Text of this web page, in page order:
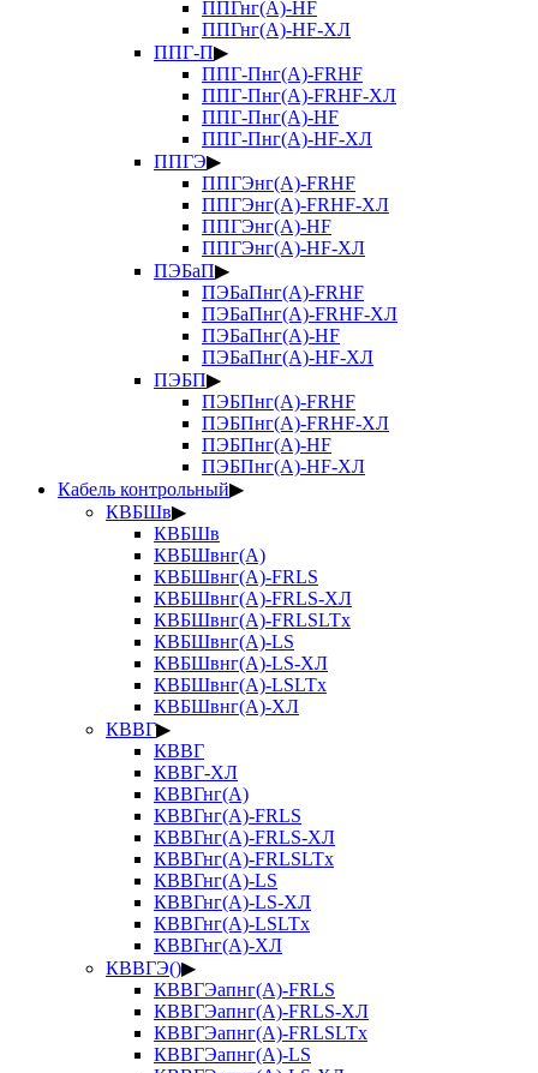
ППГнг(А)-HF
ППГнг(А)-HF-ХЛ
ППГ-П▶
ППГ-Пнг(А)-FRHF
ППГ-Пнг(А)-FRHF-ХЛ
ППГ-Пнг(А)-HF
ППГ-Пнг(А)-HF-ХЛ
ППГЭ▶
ППГЭнг(А)-FRHF
ППГЭнг(А)-FRHF-ХЛ
ППГЭнг(А)-HF
ППГЭнг(А)-HF-ХЛ
ПЭБаП▶
ПЭБаПнг(А)-FRHF
ПЭБаПнг(А)-FRHF-ХЛ
ПЭБаПнг(А)-HF
ПЭБаПнг(А)-HF-ХЛ
ПЭБП▶
ПЭБПнг(А)-FRHF
ПЭБПнг(А)-FRHF-ХЛ
ПЭБПнг(А)-HF
ПЭБПнг(А)-HF-ХЛ
Кабель контрольный▶
КВБШв▶
КВБШв
КВБШвнг(А)
КВБШвнг(А)-FRLS
КВБШвнг(А)-FRLS-ХЛ
КВБШвнг(А)-FRLSLTx
КВБШвнг(А)-LS
КВБШвнг(А)-LS-ХЛ
КВБШвнг(А)-LSLTx
КВБШвнг(А)-ХЛ
КВВГ▶
КВВГ
КВВГ-ХЛ
КВВГнг(А)
КВВГнг(А)-FRLS
КВВГнг(А)-FRLS-ХЛ
КВВГнг(А)-FRLSLTx
КВВГнг(А)-LS
КВВГнг(А)-LS-ХЛ
КВВГнг(А)-LSLTx
КВВГнг(А)-ХЛ
КВВГЭ()▶
КВВГЭапнг(А)-FRLS
КВВГЭапнг(А)-FRLS-ХЛ
КВВГЭапнг(А)-FRLSLTx
КВВГЭапнг(А)-LS